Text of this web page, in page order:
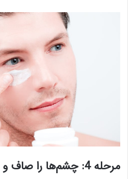
مرحله 4: چشم‌ها را صاف و مرطوب نگه دارید